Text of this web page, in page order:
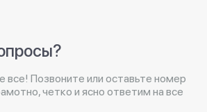
все! Позвоните или оставьте номер
четко и ясно ответим на все